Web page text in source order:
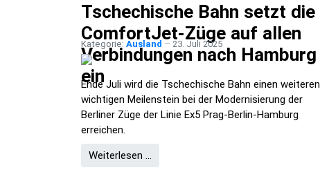
Tschechische Bahn setzt die
ComfortJet-Züge auf allen
Verbindungen nach Hamburg
ein
Kategorie: Ausland 23. Juli 2025
Ende Juli wird die Tschechische Bahn einen weiteren
wichtigen Meilenstein bei der Modernisierung der
Berliner Züge der Linie Ex5 Prag-Berlin-Hamburg
erreichen.
Weiterlesen …